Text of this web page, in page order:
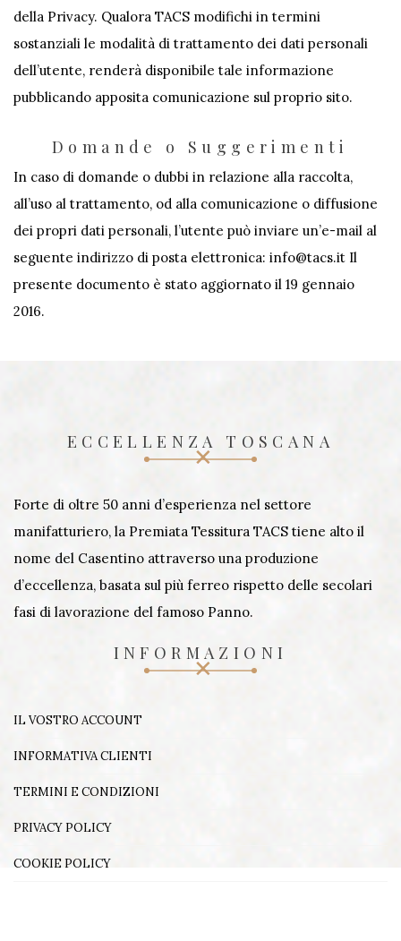
della Privacy. Qualora TACS modifichi in termini
sostanziali le modalità di trattamento dei dati personali
dell’utente, renderà disponibile tale informazione
pubblicando apposita comunicazione sul proprio sito.
Domande o Suggerimenti
In caso di domande o dubbi in relazione alla raccolta,
all’uso al trattamento, od alla comunicazione o diffusione
dei propri dati personali, l’utente può inviare un’e-mail al
seguente indirizzo di posta elettronica: info@tacs.it Il
presente documento è stato aggiornato il 19 gennaio
2016.
ECCELLENZA TOSCANA
Forte di oltre 50 anni d’esperienza nel settore
manifatturiero, la Premiata Tessitura TACS tiene alto il
nome del Casentino attraverso una produzione
d’eccellenza, basata sul più ferreo rispetto delle secolari
fasi di lavorazione del famoso Panno.
INFORMAZIONI
IL VOSTRO ACCOUNT
INFORMATIVA CLIENTI
TERMINI E CONDIZIONI
PRIVACY POLICY
COOKIE POLICY